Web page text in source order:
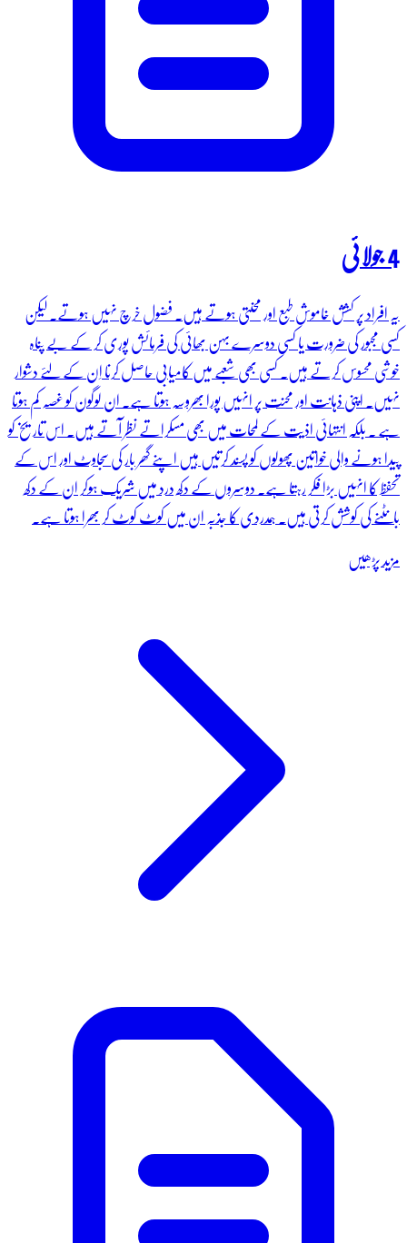
4 جولائی
یہ افراد پر کشش خاموش طبع اور محنتی ہوتے ہیں۔ فضول خرچ نہیں ہوتے۔ لیکن
کسی مجبور کی ضرورت یا کسی دوسرے بہن بھائی کی فرمائش پوری کر کے بے پناہ
خوشی محسوس کرتے ہیں۔ کسی بھی شعبے میں کامیابی حاصل کرنا اِن کے لئے دشوار
نہیں۔ اپنی ذہانت اور محنت پر انہیں پورا بھروسہ ہوتا ہے۔ ان لوگون کو غصہ کم ہوتا
ہے ۔ بلکہ انتہائی اذیت کے لمحات میں بھی مسکراتے نظر آتے ہیں۔ اس تاریخ کو
پیدا ہونے والی خواتین پھولوں کو پسند کرتیں ہیں اپنے گھر بار کی سجاوٹ اور اس کے
تحفظ کا انہیں بڑا فکر رہتا ہے۔ دوسروں کے دکھ درد میں شریک ہوکر ان کے دکھ
بانٹنے کی کوشش کرتی ہیں۔ ہمدردی کا جذبہ ان میں کوٹ کوٹ کر بھرا ہوتا ہے۔
مزید پڑھیں